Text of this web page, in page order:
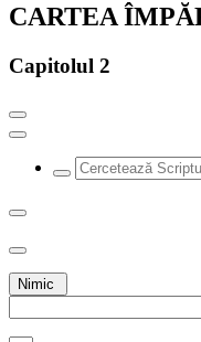
CARTEA
Capitolul 2
Nimic